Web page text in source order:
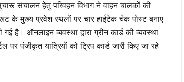
संचालन हेतु परिवहन विभाग ने वाहन चालकों की
रूट के मुख्य प्रवेश स्थलों पर चार हाईटेक चेक पोस्ट बनाए
है। ऑनलाइन व्यवस्था द्वारा ग्रीन कार्ड की व्यवस्था
पर पंजीकृत यात्रियों को ट्रिप कार्ड जारी किए जा रहे